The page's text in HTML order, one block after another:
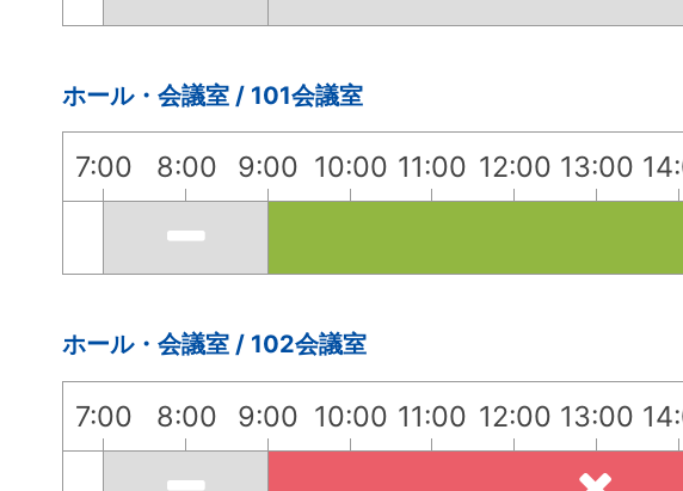
ホール・会議室 / 101会議室
7:00 8:00 9:00 10:00 11:00 12:00 13:00
ホール・会議室 / 102会議室
7:00 8:00 9:00 10:00 11:00 12:00 13:00